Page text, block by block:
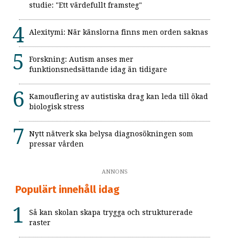
studie: "Ett värdefullt framsteg"
Alexitymi: När känslorna finns men orden saknas
Forskning: Autism anses mer
funktionsnedsättande idag än tidigare
Kamouflering av autistiska drag kan leda till ökad
biologisk stress
Nytt nätverk ska belysa diagnosökningen som
pressar vården
ANNONS
Populärt innehåll idag
Så kan skolan skapa trygga och strukturerade
raster